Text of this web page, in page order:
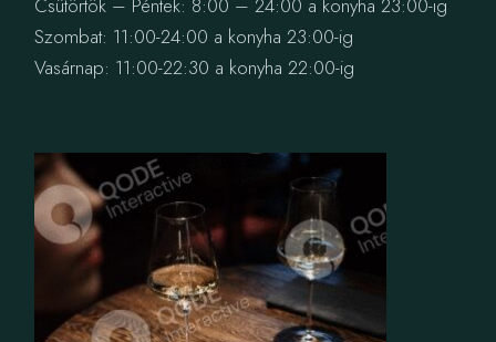
Csütörtök – Péntek: 8:00 – 24:00 a konyha 23:00-ig
Szombat: 11:00-24:00 a konyha 23:00-ig
Vasárnap: 11:00-22:30 a konyha 22:00-ig